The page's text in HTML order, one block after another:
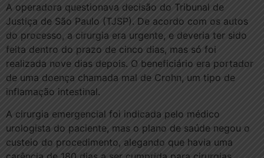
A operadora questionava decisão do Tribunal de
Justiça de São Paulo (TJSP). De acordo com os autos
do processo, a cirurgia era urgente, e deveria ter sido
feita dentro do prazo de cinco dias, mas só foi
realizada nove dias depois. O beneficiário era portador
de uma doença chamada mal de Crohn, um tipo de
inflamação intestinal.
A cirurgia emergencial foi indicada pelo médico
urologista do paciente, mas o plano de saúde negou o
custeio do procedimento, alegando que havia uma